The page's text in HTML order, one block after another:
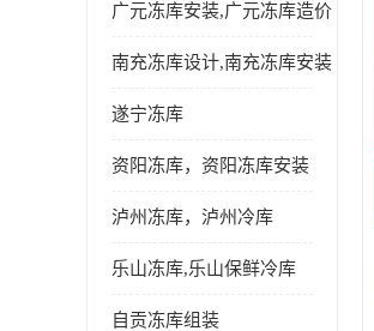
广元冻库安装,广元冻库造价
南充冻库设计,南充冻库安装
遂宁冻库
资阳冻库，资阳冻库安装
泸州冻库，泸州冷库
乐山冻库,乐山保鲜冷库
自贡冻库组装